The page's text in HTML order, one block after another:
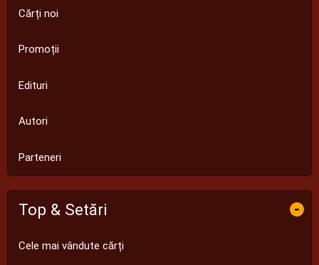
Cărți noi
Promoții
Edituri
Autori
Parteneri
Top & Setări -
Cele mai vândute cărți